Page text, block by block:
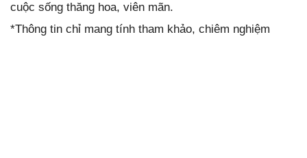
cuộc sống thăng hoa, viên mãn.
*Thông tin chỉ mang tính tham khảo, chiêm nghiệm